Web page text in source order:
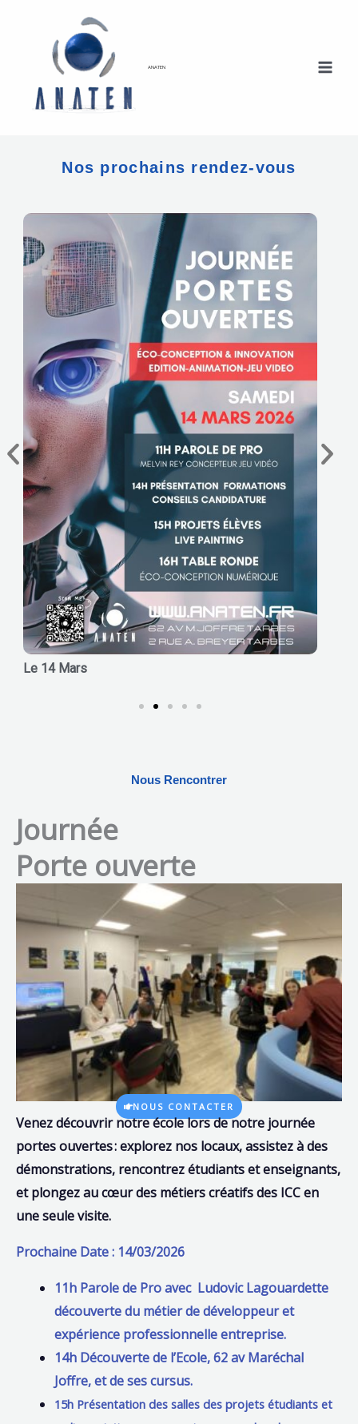
ANATEN
Nos prochains rendez-vous
Le 14 Mars
Nous Rencontrer
Journée
Porte ouverte
NOUS CONTACTER
Venez découvrir notre écolelors de notre journée
portes ouvertes : explorez nos locaux, assistez à des
démonstrations, rencontrez étudiants et enseignants,
et plongez au cœur des métiers créatifs des ICC en
une seule visite.
Prochaine Date : 14/03/2026
11h Parole de Pro avec Ludovic Lagouardette
découverte du métier de développeur et
expérience professionnelle entreprise.
14h Découverte de l’Ecole, 62 av Maréchal
Joffre, et de ses cursus.
15h Présentation des salles des projets étudiants et